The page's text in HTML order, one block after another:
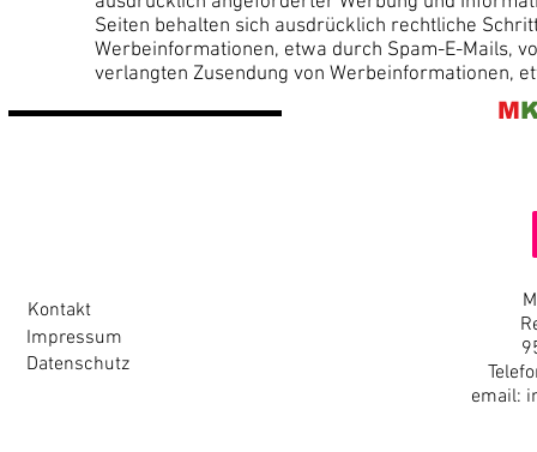
Seiten behalten sich ausdrücklich rechtliche
Werbeinformationen, etwa durch Spam-E-Mails,
verlangten Zusendung von Werbeinformationen,
M
Kontakt
Impressum
Datenschutz
email: